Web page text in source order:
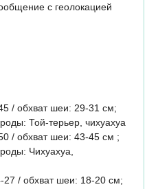
с геолокацией
/ обхват шеи: 29-31 см;
Той-терьер, чихуахуа
/ обхват шеи: 43-45 см ;
Чихуахуа,
27 / обхват шеи: 18-20 см;